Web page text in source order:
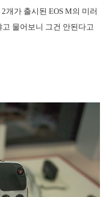
개가 출시된 EOS M의 미러
물어보니 그건 안된다고